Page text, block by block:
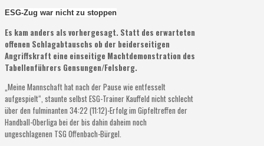
ESG-Zug war nicht zu stoppen
Es kam anders als vorhergesagt. Statt des erwarteten
offenen Schlagabtauschs ob der beiderseitigen
Angriffskraft eine einseitige Machtdemonstration des
Tabellenführers Gensungen/Felsberg.
„Meine Mannschaft hat nach der Pause wie entfesselt
aufgespielt“, staunte selbst ESG-Trainer Kauffeld nicht schlecht
über den fulminanten 34:22 (11:12)-Erfolg im Gipfeltreffen der
Handball-Oberliga bei der bis dahin daheim noch
ungeschlagenen TSG Offenbach-Bürgel.